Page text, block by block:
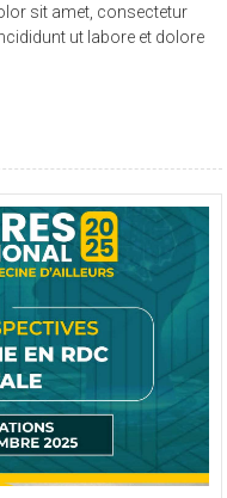
sit amet, consectetur
ut labore et dolore